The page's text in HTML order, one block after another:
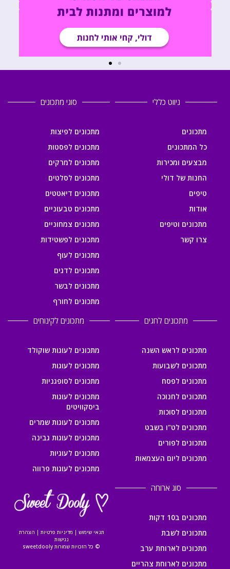
ניווט כללי
מתכונים
כל המתכונים
מבצעים ומכירות
החנות של דולי
טיפים
אודות
מתכונים וטיפים
צרו קשר
סוגי מתכונים
מתכונים לפיצות
מתכונים לפסטות
מתכונים למרקים
מתכונים לסלטים
מתכונים דיאטטים
מתכונים טבעוניים
מתכונים צמחוניים
מתכונים לפשטידות
מתכונים לעוף
מתכונים לדגים
מתכונים לבשר
מתכונים לחורף
מתכונים לחגים
מתכונים לראש השנה
מתכונים לשבועות
מתכונים לפסח
מתכונים לחנוכה
מתכונים לסוכות
מתכונים לט"ו בשבט
מתכונים לפורים
מתכונים ליום העצמאות
מתכונים לקינוחים
מתכונים לעוגות שוקולד
מתכונים לעוגות
מתכונים לסופגניות
מתכונים לעוגות
ביסקוויטים
מתכונים לעוגות שמרים
מתכונים לעוגות גבינה
מתכונים לעוגיות
מתכונים לעוגות פרווה
סוג ארוחה
מתכונים ב10 דקות
מתכונים לשבת
מתכונים לארוחת ערב
מתכונים לארוחת צהריים
תנאי שימוש | מדיניות פרטיות | הצהרת
נגישות
© כל הזכויות שמורות sweetdooly